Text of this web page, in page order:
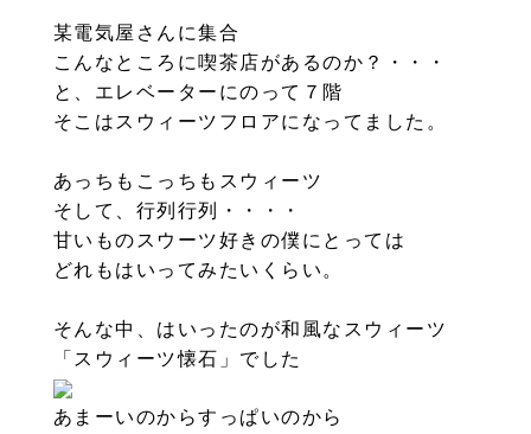
某電気屋さんに集合
こんなところに喫茶店があるのか？・・・
と、エレベーターにのって７階
そこはスウィーツフロアになってました。
あっちもこっちもスウィーツ
そして、行列行列・・・・
甘いものスウーツ好きの僕にとっては
どれもはいってみたいくらい。
そんな中、はいったのが和風なスウィーツ
「スウィーツ懐石」でした
あまーいのからすっぱいのから